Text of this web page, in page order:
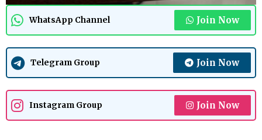
WhatsApp Channel Join Now
Telegram Group Join Now
Instagram Group Join Now